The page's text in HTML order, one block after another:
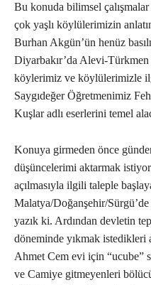
Bu konuda bilimsel
çok yaşlı köylülerimizin
Burhan Akgün’ün henüz
Diyarbakır’da Alevi-Türkmen
köylerimiz ve köylülerimizle
Saygıdeğer Öğretmenimiz
Kuşlar adlı eserlerini temel
Konuya girmeden önce
düşüncelerimi aktarmak
açılmasıyla ilgili taleple
Malatya/Doğanşehir/
yazık ki. Ardından devletin
döneminde yıkmak istedikleri
Ahmet Cem evi için “ucube”
ve Camiye gitmeyenleri